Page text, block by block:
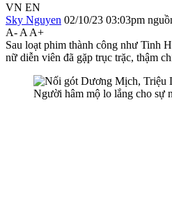
VN EN
Sky Nguyen 02/10/23 03:03pm
A- A A+
Sau loạt phim thành công như Tinh
nữ diễn viên đã gặp trục trặc, thậm
Người hâm mộ lo lắng cho sự